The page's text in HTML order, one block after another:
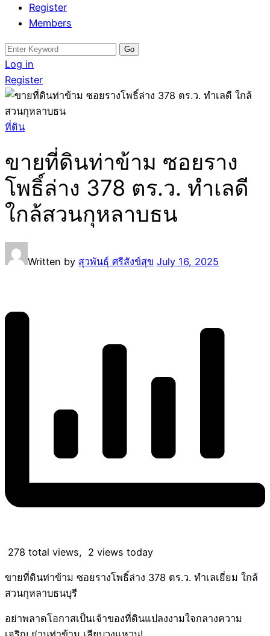
Register
Members
Search
for:
Log in
Register
ที่ดิน
ขายที่ดินท่าข้าม ซอยราง
โพธิ์ล่าง 378 ตร.ว. ทำเลดี
ใกล้สวนกุหลาบธน
Written by สุวพันธุ์ ศรีสังข์สุข July 16, 2025
278 total views, 2 views today
ขายที่ดินท่าข้าม ซอยรางโพธิ์ล่าง 378 ตร.ว. ทำเลเยี่ยม ใกล้
สวนกุหลาบธนบุรี
อย่าพลาดโอกาสเป็นเจ้าของที่ดินแปลงงามใจกลางความ